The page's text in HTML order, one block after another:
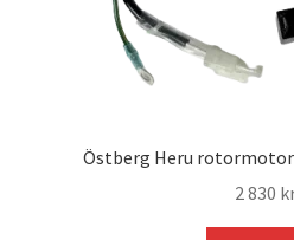
Östberg Heru rotormotor
2 830